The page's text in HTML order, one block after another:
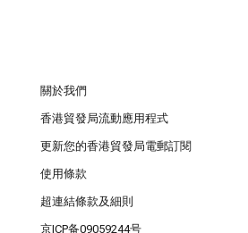
關於我們
香港貿發局流動應用程式
更新您的香港貿發局電郵訂閱
使用條款
超連結條款及細則
京ICP备09059244号